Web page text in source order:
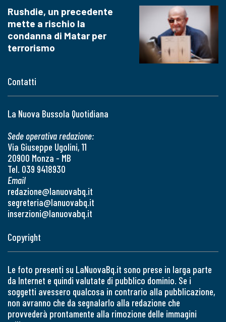
Contatti
La Nuova Bussola Quotidiana
Sede operativa redazione:
Via Giuseppe Ugolini, 11
20900 Monza - MB
Tel. 039 9418930
Email
redazione@lanuovabq.it
segreteria@lanuovabq.it
inserzioni@lanuovabq.it
Rushdie, un precedente
mette a rischio la
condanna di Matar per
terrorismo
Copyright
Le foto presenti su LaNuovaBq.it sono prese in larga parte
da Internet e quindi valutate di pubblico dominio. Se i
soggetti avessero qualcosa in contrario alla pubblicazione,
non avranno che da segnalarlo alla redazione che
provvederà prontamente alla rimozione delle immagini